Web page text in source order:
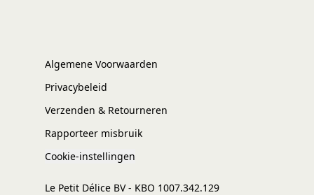
Algemene Voorwaarden
Privacybeleid
Verzenden & Retourneren
Rapporteer misbruik
Cookie-instellingen
Le Petit Délice BV - KBO 1007.342.129